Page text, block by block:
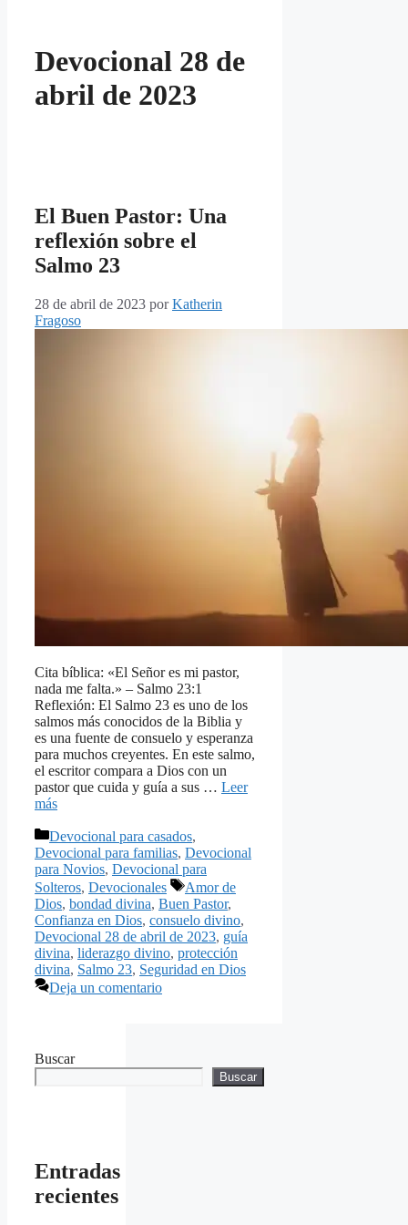
Devocional 28 de
abril de 2023
El Buen Pastor: Una
reflexión sobre el
Salmo 23
28 de abril de 2023 porKatherin
Fragoso
Cita bíblica: «El Señor es mi pastor,
nada me falta.» – Salmo 23:1
Reflexión: El Salmo 23 es uno de los
salmos más conocidos de la Biblia y
es una fuente de consuelo y esperanza
para muchos creyentes. En este salmo,
el escritor compara a Dios con un
pastor que cuida y guía a sus … Leer
más
Categorías
Devocional para casados,
Devocional para familias, Devocional
para Novios, Devocional para
Solteros, Devocionales Etiquetas
Amor de
Dios, bondad divina, Buen Pastor,
Confianza en Dios, consuelo divino,
Devocional 28 de abril de 2023, guía
divina, liderazgo divino, protección
divina, Salmo 23, Seguridad en Dios
Deja un comentario
Buscar
Buscar
Entradas
recientes